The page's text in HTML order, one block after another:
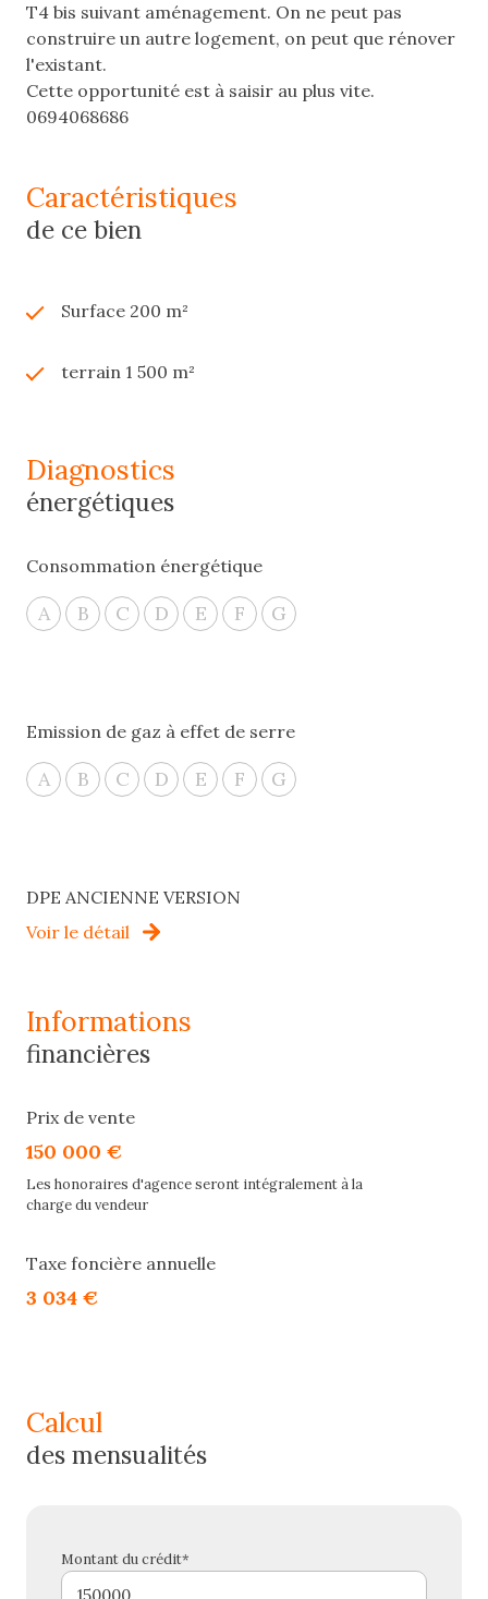
T4 bis suivant aménagement. On ne peut pas
construire un autre logement, on peut que rénover
l'existant.
Cette opportunité est à saisir au plus vite.
0694068686
caractéristiques
de ce bien
Surface 200 m²
terrain 1 500 m²
diagnostics
énergétiques
Consommation énergétique
A B C D E F G
Emission de gaz à effet de serre
A B C D E F G
DPE ANCIENNE VERSION
Voir le détail
informations
financières
Prix de vente
150 000 €
Les honoraires d'agence seront intégralement à la
charge du vendeur
Taxe foncière annuelle
3 034 €
calcul
des mensualités
Montant du crédit*